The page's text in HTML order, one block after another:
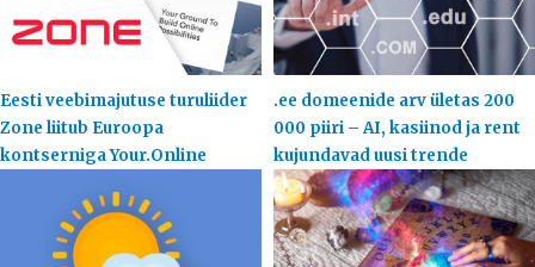
Eesti veebimajutuse turuliider
Zone liitub Euroopa
kontserniga Your.Online
.ee domeenide arv ületas 200
000 piiri – AI, kasiinod ja rent
kujundavad uusi trende